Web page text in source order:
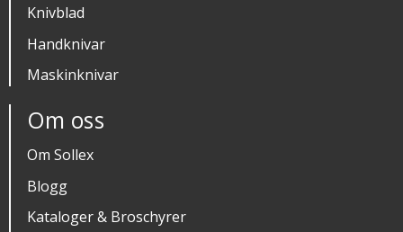
Knivblad
Handknivar
Maskinknivar
Om oss
Om Sollex
Blogg
Kataloger & Broschyrer